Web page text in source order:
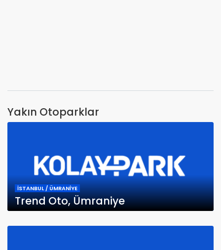
Yakın Otoparklar
İSTANBUL / ÜMRANİYE
Trend Oto, Ümraniye